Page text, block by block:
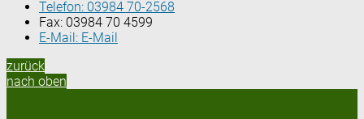
Telefon: 03984 70-2568
Fax: 03984 70 4599
E-Mail: E-Mail
zurück
nach oben